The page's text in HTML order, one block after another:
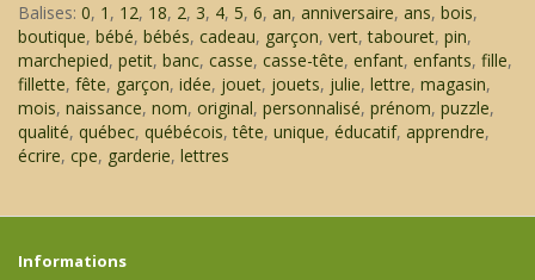
Balises: 0, 1 , 12, 18, 2, 3, 4, 5, 6, an, anniversaire, ans, bois,
boutique, bébé, bébés, cadeau, garçon, vert,tabouret, pin,
marchepied, petit, banc, casse, casse-tête, enfant, enfants, fille,
fillette, fête, garçon, idée, jouet, jouets, julie, lettre, magasin,
mois, naissance, nom, original, personnalisé, prénom, puzzle,
qualité, québec, québécois,tête, unique, éducatif, apprendre,
écrire, cpe, garderie, lettres
Informations